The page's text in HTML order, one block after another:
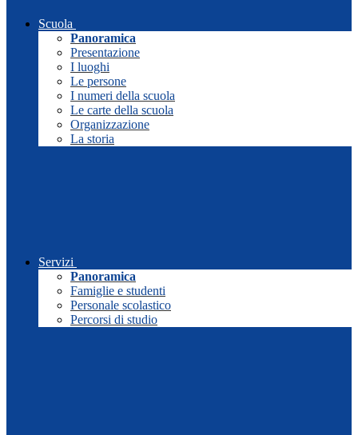
Scuola
Panoramica
Presentazione
I luoghi
Le persone
I numeri della scuola
Le carte della scuola
Organizzazione
La storia
Servizi
Panoramica
Famiglie e studenti
Personale scolastico
Percorsi di studio